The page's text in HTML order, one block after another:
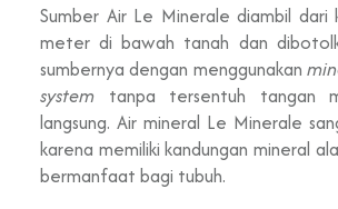
Sumber Air Le Minerale diambil dari
meter di bawah tanah dan
sumbernya dengan menggunakan
system tanpa tersentuh tangan
langsung. Air mineral Le Minerale
karena memiliki kandungan mineral
bermanfaat bagi tubuh.